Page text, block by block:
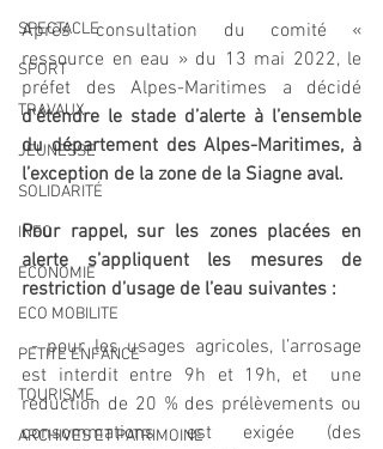
SPECTACLE
SPORT
TRAVAUX
JEUNESSE
SOLIDARITÉ
INFO
ECONOMIE
ECO MOBILITE
PETITE ENFANCE
TOURISME
ARCHIVES ET PATRIMOINE
Après consultation du comité «
ressource en eau » du 13 mai 2022, le
d’étendre le stade d’alerte à l’ensemble
du département des Alpes-Maritimes, à
l’exception de la zone de la Siagne aval.
Pour rappel, sur les zones placées en
alerte s’appliquent les mesures de
restriction d’usage de l’eau suivantes :
- pour les usages agricoles, l’arrosage
est interdit entre 9h et 19h, et  une
réduction de 20 % des prélèvements ou
consommations est exigée (des